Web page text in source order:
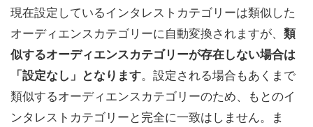
現在設定しているインタレストカテゴリーは類似した
オーディエンスカテゴリーに自動変換されますが、 類
似するオーディエンスカテゴリーが存在しない場合は
「設定なし」となります。設定される場合もあくまで
類似するオーディエンスカテゴリーのため、もとのイ
ンタレストカテゴリーと完全に一致はしません。ま